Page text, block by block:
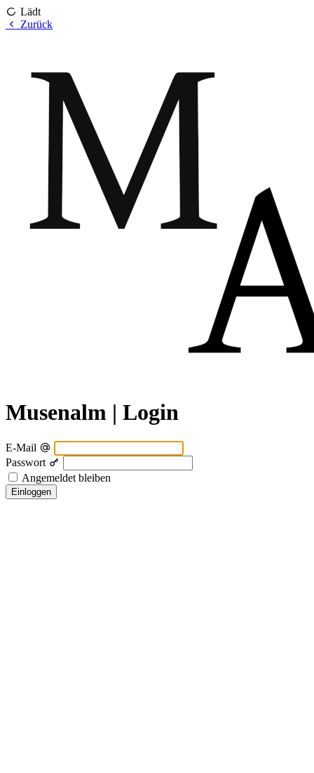
Lädt
Zurück
Musenalm | Login
E-Mail
Passwort
Angemeldet bleiben
Einloggen